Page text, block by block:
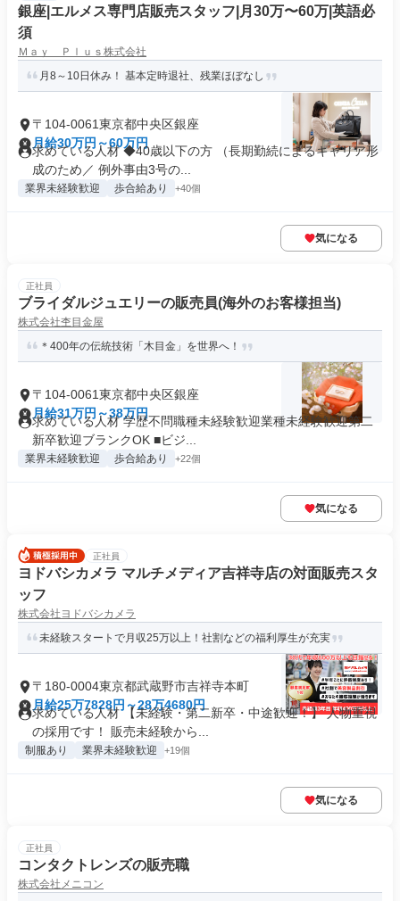
銀座|エルメス専門店販売スタッフ|月30万〜60万|英語必
須
Ｍａｙ Ｐｌｕｓ株式会社
月8～10日休み！ 基本定時退社、残業ほぼなし
〒104-0061東京都中央区銀座
月給30万円～60万円
求めている人材 ◆40歳以下の方 （長期勤続によるキャリア形
成のため／ 例外事由3号の...
業界未経験歓迎 歩合給あり +40個
気になる
正社員
ブライダルジュエリーの販売員(海外のお客様担当)
株式会社杢目金屋
＊400年の伝統技術「木目金」を世界へ！
〒104-0061東京都中央区銀座
月給31万円～38万円
求めている人材 学歴不問職種未経験歓迎業種未経験歓迎第二
新卒歓迎ブランクOK ■ビジ...
業界未経験歓迎 歩合給あり +22個
気になる
正社員
ヨドバシカメラ マルチメディア吉祥寺店の対面販売スタ
ッフ
株式会社ヨドバシカメラ
未経験スタートで月収25万以上！社割などの福利厚生が充実
〒180-0004東京都武蔵野市吉祥寺本町
月給25万7828円～28万4680円
求めている人材 【未経験・第二新卒・中途歓迎！】 人物重視
の採用です！ 販売未経験から...
制服あり 業界未経験歓迎 +19個
気になる
正社員
コンタクトレンズの販売職
株式会社メニコン